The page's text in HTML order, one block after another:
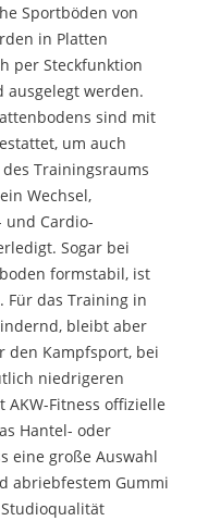
Sportböden von
in Platten
per Steckfunktion
werden.
sind mit
um auch
Trainingsraums
Wechsel,
und Cardio-
Sogar bei
formstabil, ist
das Training in
bleibt aber
den Kampfsport, bei
niedrigeren
Fitness offizielle
Hantel- oder
eine große Auswahl
abriebfestem Gummi